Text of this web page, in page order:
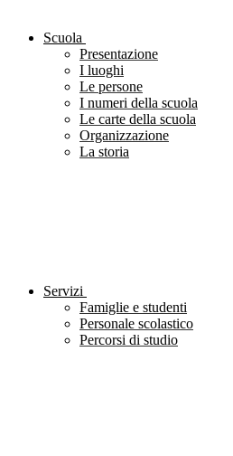
Scuola
Presentazione
I luoghi
Le persone
I numeri della scuola
Le carte della scuola
Organizzazione
La storia
Servizi
Famiglie e studenti
Personale scolastico
Percorsi di studio